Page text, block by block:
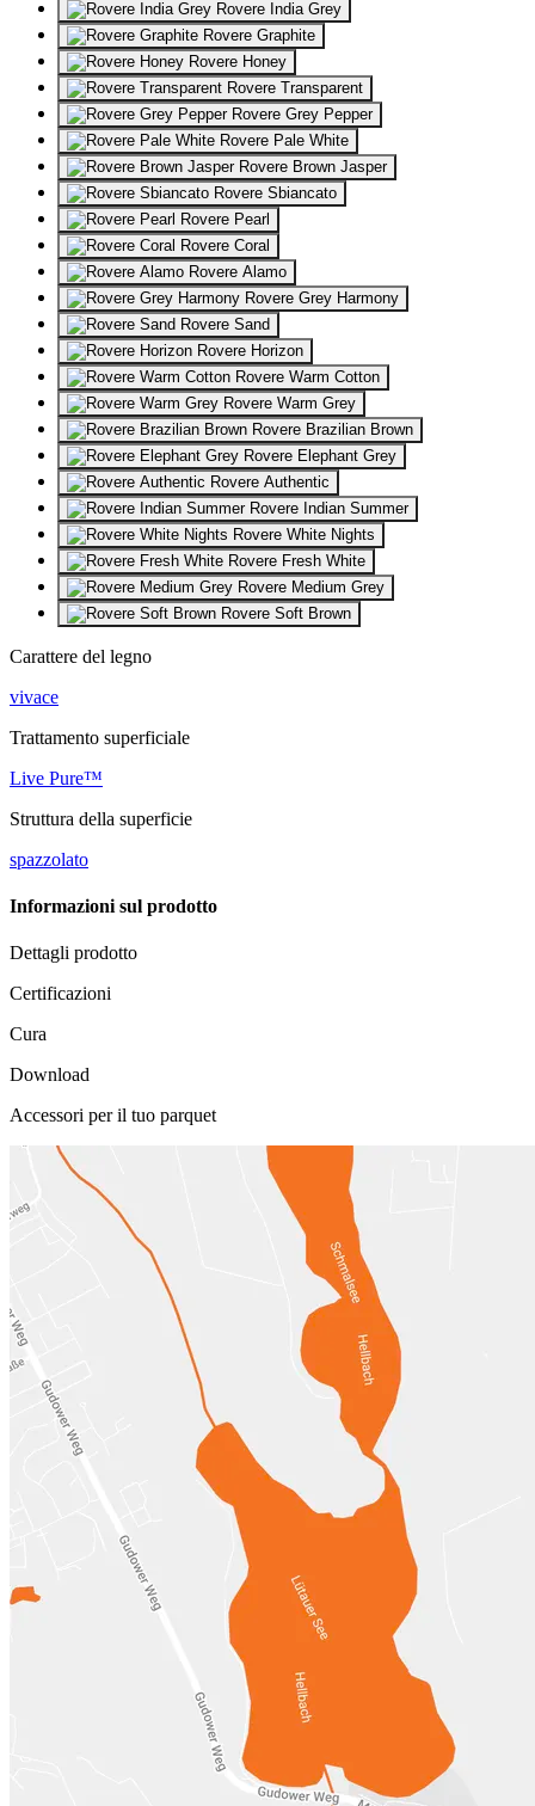
Rovere India Grey
Rovere Graphite
Rovere Honey
Rovere Transparent
Rovere Grey Pepper
Rovere Pale White
Rovere Brown Jasper
Rovere Sbiancato
Rovere Pearl
Rovere Coral
Rovere Alamo
Rovere Grey Harmony
Rovere Sand
Rovere Horizon
Rovere Warm Cotton
Rovere Warm Grey
Rovere Brazilian Brown
Rovere Elephant Grey
Rovere Authentic
Rovere Indian Summer
Rovere White Nights
Rovere Fresh White
Rovere Medium Grey
Rovere Soft Brown
Carattere del legno
vivace
Trattamento superficiale
Live Pure™
Struttura della superficie
spazzolato
Informazioni sul prodotto
Dettagli prodotto
Certificazioni
Cura
Download
Accessori per il tuo parquet